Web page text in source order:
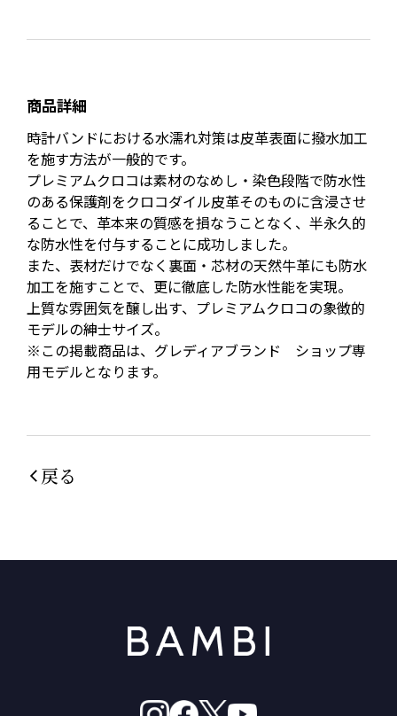
商品詳細
時計バンドにおける水濡れ対策は皮革表面に撥水加工
を施す方法が一般的です。
プレミアムクロコは素材のなめし・染色段階で防水性
のある保護剤をクロコダイル皮革そのものに含浸させ
ることで、革本来の質感を損なうことなく、半永久的
な防水性を付与することに成功しました。
また、表材だけでなく裏面・芯材の天然牛革にも防水
加工を施すことで、更に徹底した防水性能を実現。
上質な雰囲気を醸し出す、プレミアムクロコの象徴的
モデルの紳士サイズ。
※この掲載商品は、グレディアブランド ショップ専
用モデルとなります。
戻る